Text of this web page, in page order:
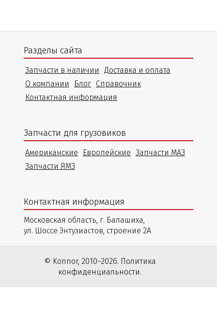
Разделы сайта
Запчасти в наличии
Доставка и оплата
О компании
Блог Справочник
Контактная информация
Запчасти для грузовиков
Американские Европейские Запчасти МАЗ
Запчасти ЯМЗ
Контактная информация
Московская область, г. Балашиха,
ул. Шоссе Энтузиастов, строение 2А
© Konnor, 2010–2026. Политика
конфиденциальности.